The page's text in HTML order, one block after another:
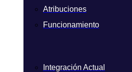
Atribuciones
Funcionamiento
Integración Actual